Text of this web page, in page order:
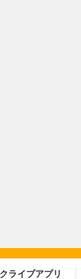
ライブアプリ